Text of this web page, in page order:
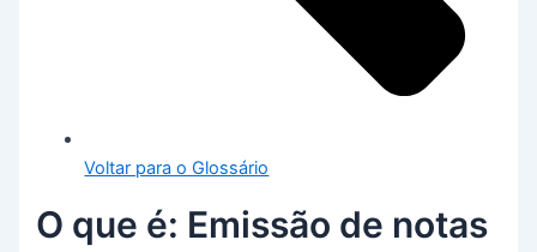
Voltar para o Glossário
O que é: Emissão de notas